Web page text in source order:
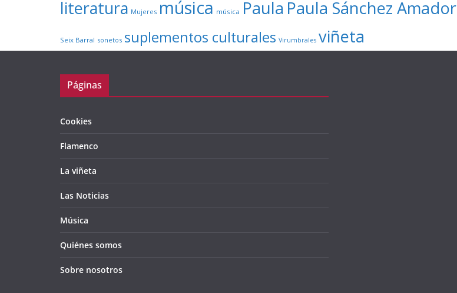
literatura Mujeres música música Paula Paula Sánchez Amador
Seix Barral sonetos suplementos culturales Virumbrales viñeta
Páginas
Cookies
Flamenco
La viñeta
Las Noticias
Música
Quiénes somos
Sobre nosotros